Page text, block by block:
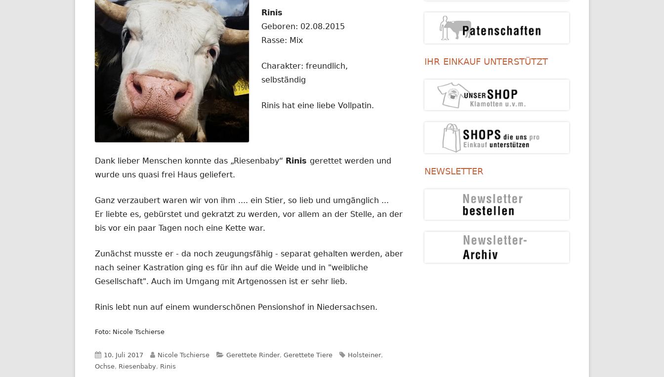
Rinis
Geboren: 02.08.2015
Rasse: Mix
Charakter: freundlich,
selbständig
Rinis hat eine liebe Vollpatin.
Dank lieber Menschen konnte das „Riesenbaby“ Rinis gerettet werden und
wurde uns quasi frei Haus geliefert.
Ganz verzaubert waren wir von ihm .... ein Stier, so lieb und umgänglich ...
Er liebte es, gebürstet und gekratzt zu werden, vor allem an der Stelle, an der
bis vor ein paar Tagen noch eine Kette war.
Zunächst musste er - da noch zeugungsfähig - separat gehalten werden, aber
nach seiner Kastration ging es für ihn auf die Weide und in "weibliche
Gesellschaft". Auch im Umgang mit Artgenossen ist er sehr lieb.
Rinis lebt nun auf einem wunderschönen Pensionshof in Niedersachsen.
Foto: Nicole Tschierse
Veröffentlicht
am
10. Juli 2017 Autor
Nicole Tschierse Kategorien
Gerettete Rinder, Gerettete Tiere Schlagwörter
Holsteiner,
Ochse, Riesenbaby, Rinis
IHR EINKAUF UNTERSTÜTZT
NEWSLETTER